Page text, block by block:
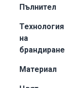
Пълнител
Технология
на
брандиране
Материал